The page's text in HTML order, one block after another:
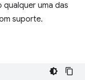
uma das
suporte.